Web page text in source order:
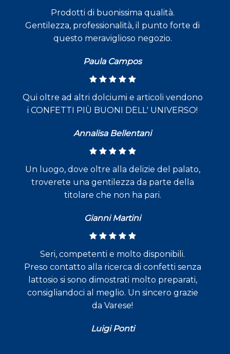
Prodotti di buonissima qualità.
Gentilezza, professionalità, il punto forte di
questo meraviglioso negozio.
Paula Campos
Qui oltre ad altri dolciumi e articoli vendono
i CONFETTI PIÙ BUONI DELL' UNIVERSO!
Annalisa Bellentani
Un luogo, dove oltre alla delizie del palato,
troverete una gentilezza da parte della
titolare che non ha pari.
Gianni Martini
Seri, competenti e molto disponibili.
Preso contatto alla ricerca di confetti senza
lattosio si sono dimostrati molto preparati,
consigliandoci al meglio. Un sincero grazie
da Varese!
Luigi Ponti